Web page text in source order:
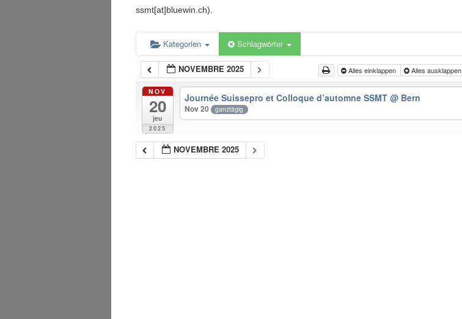
ssmt[at]bluewin.ch).
Kategorien Schlagwörter
NOVEMBRE 2025 Alles einklappen Alles ausklappen
NOV
20
jeu
2025
Journée Suissepro et Colloque d’automne SSMT@ Bern
Nov 20 ganztägig
NOVEMBRE 2025